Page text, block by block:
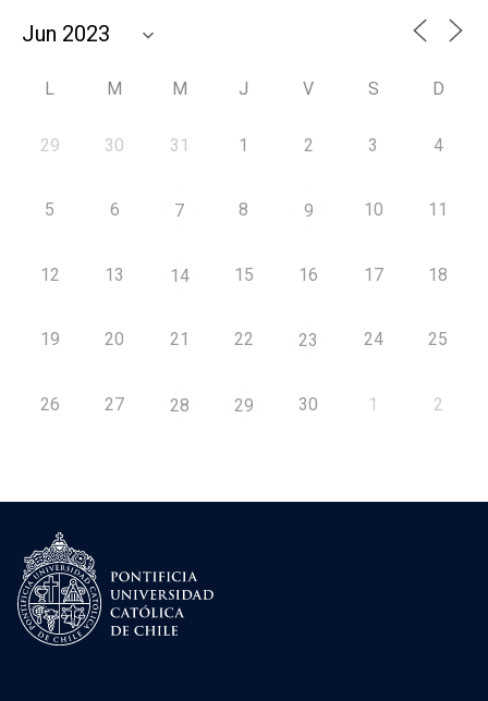
L M M J V S D
29 30 31 1 2 3 4
5 6 7 8 9 10 11
12 13 14 15 16 17 18
19 20 21 22 23 24 25
26 27 28 29 30 1 2